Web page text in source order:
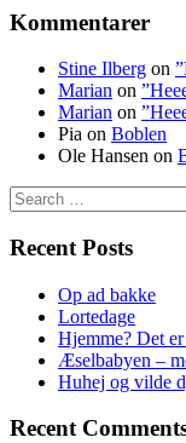
Kommentarer
Stine Ilberg on
Marian on
Marian on
Pia on Boblen
Ole Hansen on
Search
for:
Recent Posts
Op ad bakke
Lortedage
Hjemme? Det
Æselbabyen –
Huhej og vilde
Recent